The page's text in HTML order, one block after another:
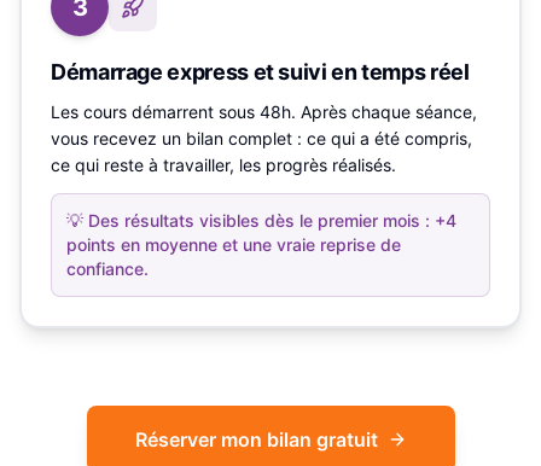
3
Démarrage express et suivi en temps réel
Les cours démarrent sous 48h. Après chaque séance,
vous recevez un bilan complet : ce qui a été compris,
ce qui reste à travailler, les progrès réalisés.
💡 Des résultats visibles dès le premier mois : +4
points en moyenne et une vraie reprise de
confiance.
Réserver mon bilan gratuit